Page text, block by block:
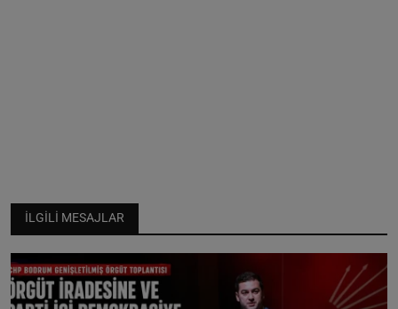
İLGILI MESAJLAR